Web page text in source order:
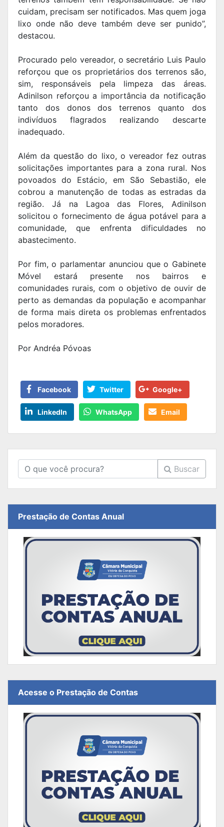
cuidam, precisam ser notificados. Mas quem joga
lixo onde não deve também deve ser punido”,
destacou.
Procurado pelo vereador, o secretário Luis Paulo
reforçou que os proprietários dos terrenos são,
sim, responsáveis pela limpeza das áreas.
Adinilson reforçou a importância da notificação
tanto dos donos dos terrenos quanto dos
indivíduos flagrados realizando descarte
inadequado.
Além da questão do lixo, o vereador fez outras
solicitações importantes para a zona rural. Nos
povoados do Estácio, em São Sebastião, ele
cobrou a manutenção de todas as estradas da
região. Já na Lagoa das Flores, Adinilson
solicitou o fornecimento de água potável para a
comunidade, que enfrenta dificuldades no
abastecimento.
Por fim, o parlamentar anunciou que o Gabinete
Móvel estará presente nos bairros e
comunidades rurais, com o objetivo de ouvir de
perto as demandas da população e acompanhar
de forma mais direta os problemas enfrentados
pelos moradores.
Por Andréa Póvoas
Facebook Twitter Google+
LinkedIn WhatsApp Email
Buscar
Prestação de Contas Anual
Acesse o Prestação de Contas